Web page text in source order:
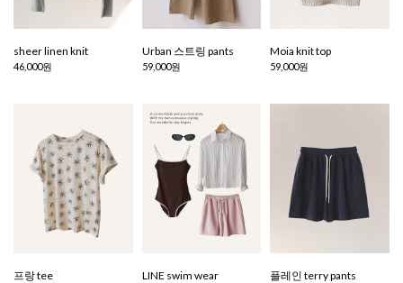
sheer linen knit
46,000원
Urban 스트링 pants
59,000원
Moia knit top
59,000원
프랑 tee LINE swim wear 플레인 terry pants